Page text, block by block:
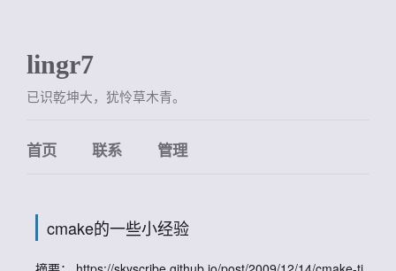
lingr7
已识乾坤大，犹怜草木青。
首页 联系 管理
cmake的一些小经验